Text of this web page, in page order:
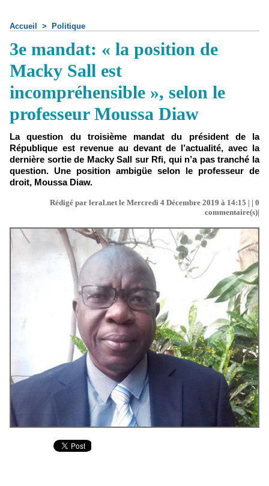
Accueil > Politique
3e mandat: « la position de
Macky Sall est
incompréhensible », selon le
professeur Moussa Diaw
La question du troisième mandat du président de la
République est revenue au devant de l’actualité, avec la
dernière sortie de Macky Sall sur Rfi, qui n’a pas tranché la
question. Une position ambigüe selon le professeur de
droit, Moussa Diaw.
Rédigé par leral.net le Mercredi 4 Décembre 2019 à 14:15 | | 0
commentaire(s)|